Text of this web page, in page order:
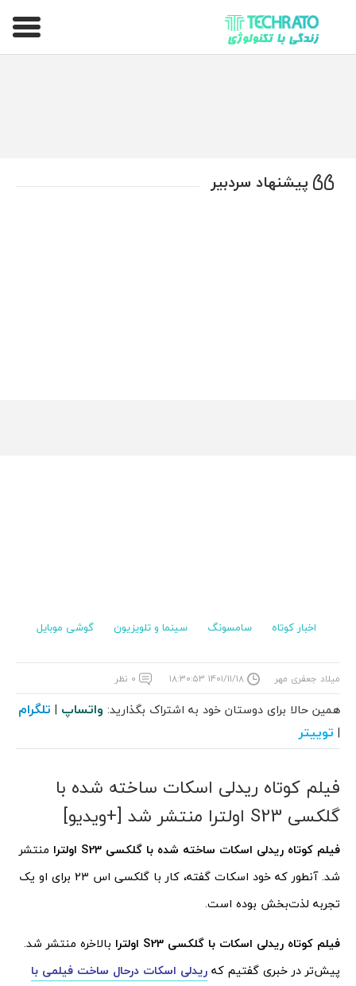
تکراتو – زندگی با تکنولوژی
پیشنهاد سردبیر
اخبار کوتاه سامسونگ سینما و تلویزیون گوشی موبایل
میلاد جعفری مهر ۱۴۰۱/۱۱/۱۸ ۱۸:۳۰:۵۳ ۰ نظر
همین حالا برای دوستان خود به اشتراک بگذارید: واتساپ | تلگرام
| توییتر
فیلم کوتاه ریدلی اسکات ساخته شده با
گلکسی S23 اولترا منتشر شد [+ویدیو]
فیلم کوتاه ریدلی اسکات ساخته شده با گلکسی S23 اولترا
منتشر
شد. آنطور که خود اسکات گفته، کار با گلکسی اس 23 برای او یک
تجربه لذت‌بخش بوده است.
فیلم کوتاه ریدلی اسکات با گلکسی S23 اولترا
بالاخره منتشر شد.
پیش‎‌تر در خبری گفتیم که
ریدلی اسکات درحال ساخت فیلمی با